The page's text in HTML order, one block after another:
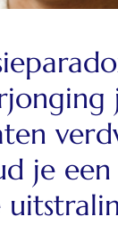
je een